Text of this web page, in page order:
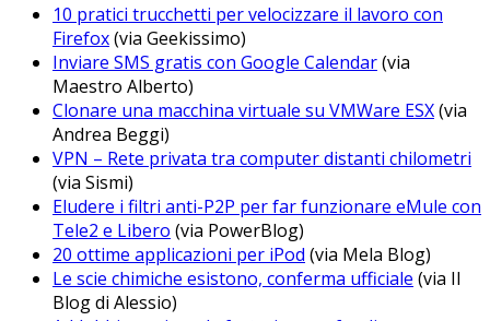
10 pratici trucchetti per velocizzare il lavoro con
Firefox(via Geekissimo)
Inviare SMS gratis con Google Calendar(via
Maestro Alberto)
Clonare una macchina virtuale su VMWare ESX(via
Andrea Beggi)
VPN – Rete privata tra computer distanti chilometri
(via Sismi)
Eludere i filtri anti-P2P per far funzionare eMule con
Tele2 e Libero (via PowerBlog)
20 ottime applicazioni per iPod (via Mela Blog)
Le scie chimiche esistono, conferma ufficiale (via Il
Blog di Alessio)